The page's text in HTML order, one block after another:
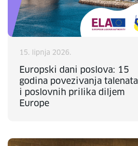
15. lipnja 2026.
Europski dani poslova: 15
godina povezivanja talenata
i poslovnih prilika diljem
Europe